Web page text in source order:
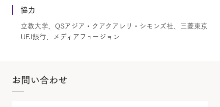
協力
立教大学、QSアジア・クアクアレリ・シモンズ社、三菱東京
UFJ銀行、メディアフュージョン
お問い合わせ